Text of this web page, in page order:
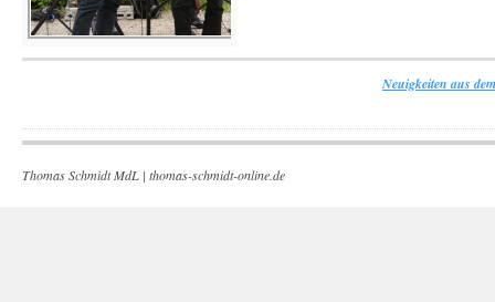
Neuigkeiten aus
Thomas Schmidt MdL | thomas-schmidt-online.de